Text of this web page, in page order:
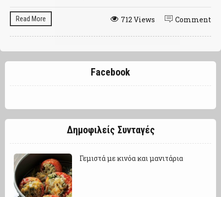
Read More Comment
712 Views
Facebook
Δημοφιλείς Συνταγές
Γεμιστά με κινόα και μανιτάρια